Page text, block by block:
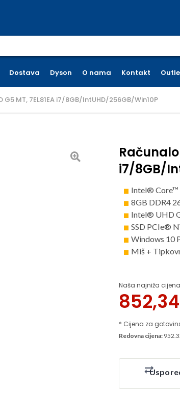
Dostava Dyson O nama Kontakt
G5 MT, 7EL81EA i7/8GB/IntUHD/256GB/Win10P
Računalo
i7/8GB/
Intel® Core™
8GB DDR4
Intel® UHD
SSD PCIe®
Windows 10
Miš +
Naša najniža
852,34
* Cijena za
Redovna cijena: